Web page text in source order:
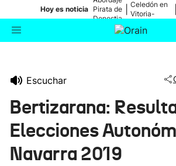
Hoy es noticia Pirata de
Donostia
Celedón en
Vitoria-
Ikusmiran
Escuchar
Bertizarana:
Elecciones
Navarra 2019